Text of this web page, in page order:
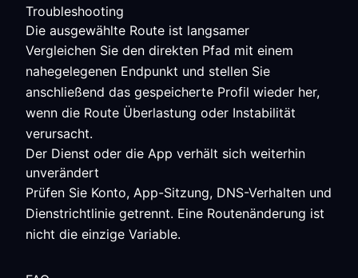
Troubleshooting
Die ausgewählte Route ist langsamer
Vergleichen Sie den direkten Pfad mit einem
nahegelegenen Endpunkt und stellen Sie
anschließend das gespeicherte Profil wieder her,
wenn die Route Überlastung oder Instabilität
verursacht.
Der Dienst oder die App verhält sich weiterhin
unverändert
Prüfen Sie Konto, App-Sitzung, DNS-Verhalten und
Dienstrichtlinie getrennt. Eine Routenänderung ist
nicht die einzige Variable.